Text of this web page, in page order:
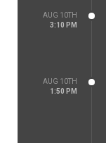
AUG 10TH
3:10 PM
AUG 10TH
1:50 PM